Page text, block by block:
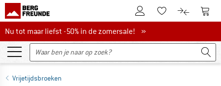
De klantenaccount
Naar deNaar de
Nu tot maar liefst -50% in de zomersale!
Nu tot maar liefst -50% in de zomersale! »
Vrijetijdsbroeken